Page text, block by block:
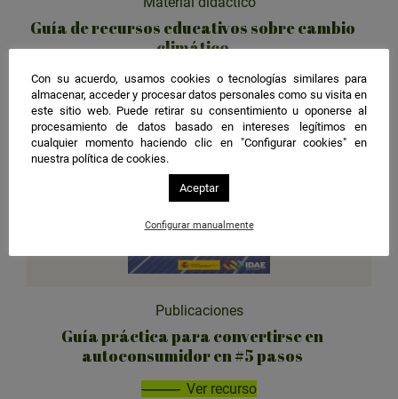
Guía de recursos educativos sobre cambio
climático
Ver recurso
Publicaciones
Guía práctica para convertirse en
autoconsumidor en #5 pasos
Ver recurso
Con su acuerdo, usamos cookies o tecnologías similares para
almacenar, acceder y procesar datos personales como su visita en
este sitio web. Puede retirar su consentimiento u oponerse al
procesamiento de datos basado en intereses legítimos en
cualquier momento haciendo clic en "Configurar cookies" en
nuestra política de cookies.
Aceptar
Configurar manualmente